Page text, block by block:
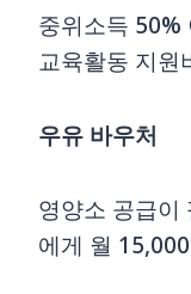
중위소득
교육활동 지
우유 바우처
영양소 공급
에게 월